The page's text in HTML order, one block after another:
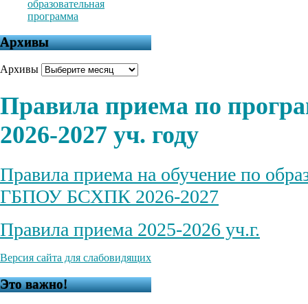
образовательная
программа
Архивы
Архивы
Правила приема по
2026-2027 уч. году
Правила приема на обучение по
ГБПОУ БСХПК 2026-2027
Правила приема 2025-2026 уч.г.
Версия сайта для слабовидящих
Это важно!